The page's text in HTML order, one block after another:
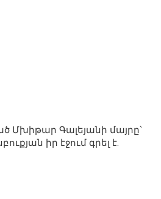
Մխիթար Գալեյանի մայրը՝
իր էջում գրել է.